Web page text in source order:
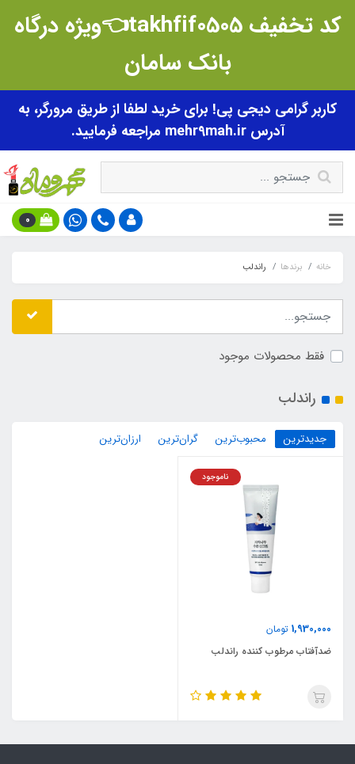
کد تخفیف takhfif0505👈ویژه درگاه
بانک سامان
کاربر گرامی دیجی پی! برای خرید لطفا از طریق مرورگر، به
آدرس mehr9mah.ir مراجعه فرمایید.
0
خانه برندها راندلب
فقط محصولات موجود
راندلب
جدیدترین محبوب‌ترین گران‌ترین ارزان‌ترین
1,930,000 تومان
ناموجود
ضدآفتاب مرطوب کننده راندلب